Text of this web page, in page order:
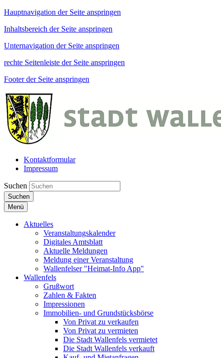
Hauptnavigation der Seite anspringen
Inhaltsbereich der Seite anspringen
Unternavigation der Seite anspringen
rechte Seitenleiste der Seite anspringen
Footer der Seite anspringen
Kontaktformular
Impressum
Suchen
Suchen
Menü
Aktuelles
Veranstaltungskalender
Digitales Amtsblatt
Aktuelle Meldungen
Meldung einer Veranstaltung
Wallenfelser "Heimat-Info App"
Wallenfels
Grußwort
Zahlen & Fakten
Impressionen
Immobilien- und Grundstücksbörse
Von Privat zu verkaufen
Von Privat zu vermieten
Die Stadt Wallenfels vermietet
Die Stadt Wallenfels verkauft